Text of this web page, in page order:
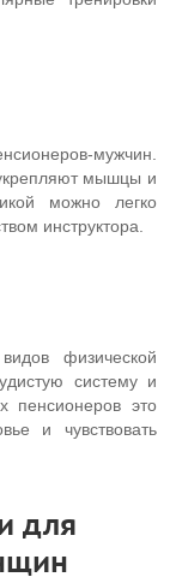
мужчин.
мышцы и
можно легко
инструктора.
физической
систему и
пенсионеров это
и чувствовать
для